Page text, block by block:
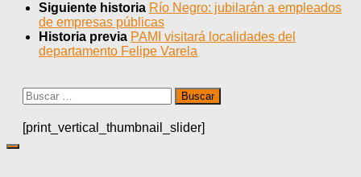
Siguiente historia Río Negro: jubilarán a empleados
de empresas públicas
Historia previa PAMI visitará localidades del
departamento Felipe Varela
Buscar:
[print_vertical_thumbnail_slider]